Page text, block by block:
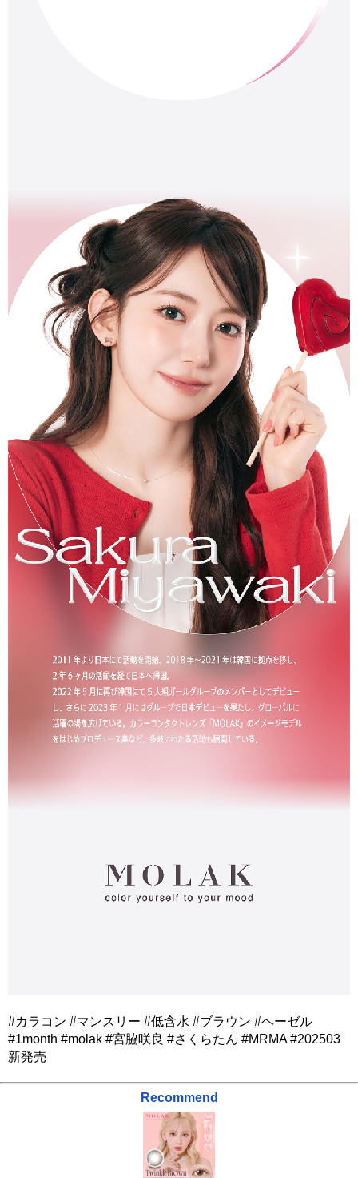
#カラコン #マンスリー #低含水 #ブラウン #ヘーゼル
#1month #molak #宮脇咲良 #さくらたん #MRMA #202503
新発売
Recommend